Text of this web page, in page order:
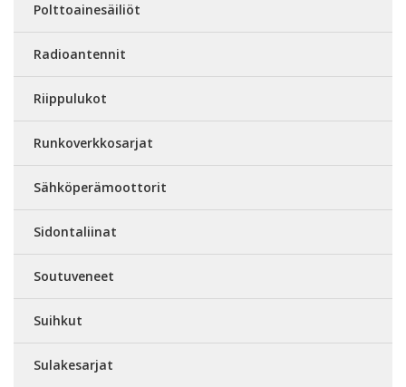
Polttoainesäiliöt
Radioantennit
Riippulukot
Runkoverkkosarjat
Sähköperämoottorit
Sidontaliinat
Soutuveneet
Suihkut
Sulakesarjat